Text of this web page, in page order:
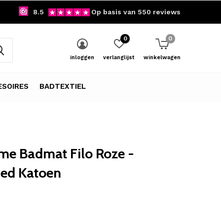
BADTEXTIEL
inloggen verlanglijst
0
winkelwagen
0
8.5 Op basis van 550 reviews
Badmat Filo Roze -
Katoen